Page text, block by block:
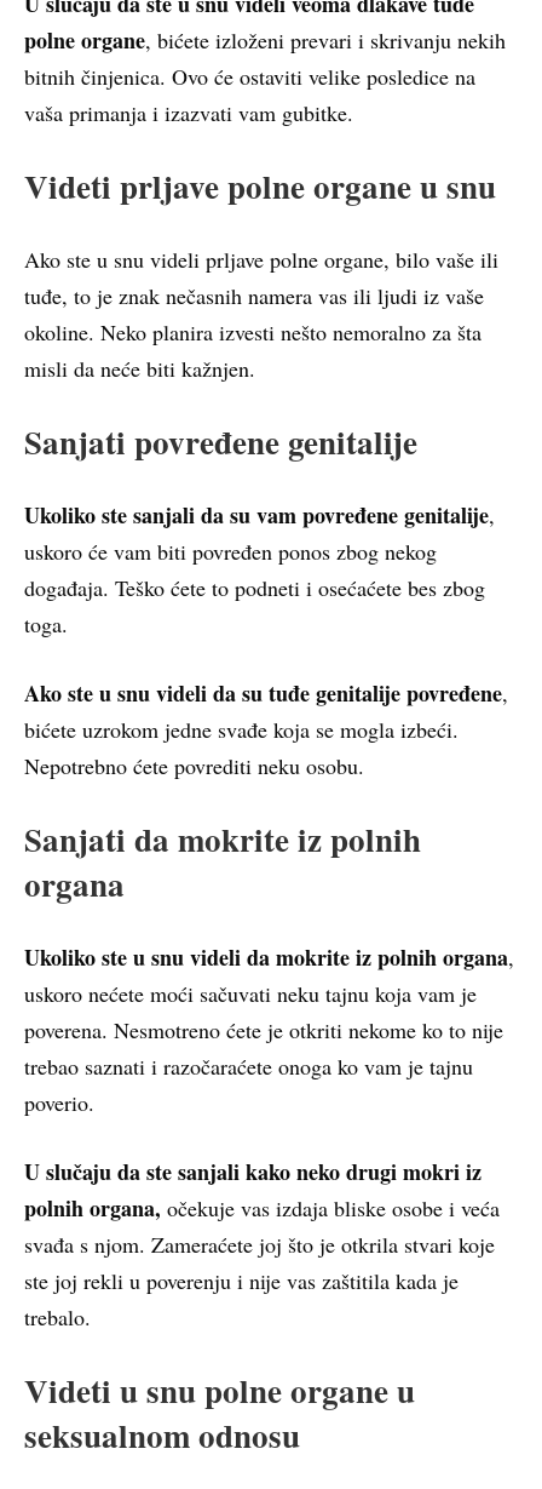
polne organe, bićete izloženi prevari i skrivanju nekih
bitnih činjenica. Ovo će ostaviti velike posledice na
vaša primanja i izazvati vam gubitke.
Videti prljave polne organe u snu
Ako ste u snu videli prljave polne organe, bilo vaše ili
tuđe, to je znak nečasnih namera vas ili ljudi iz vaše
okoline. Neko planira izvesti nešto nemoralno za šta
misli da neće biti kažnjen.
Sanjati povređene genitalije
Ukoliko ste sanjali da su vam povređene genitalije,
uskoro će vam biti povređen ponos zbog nekog
događaja. Teško ćete to podneti i osećaćete bes zbog
toga.
Ako ste u snu videli da su tuđe genitalije povređene,
bićete uzrokom jedne svađe koja se mogla izbeći.
Nepotrebno ćete povrediti neku osobu.
Sanjati da mokrite iz polnih
organa
Ukoliko ste u snu videli da mokrite iz polnih organa,
uskoro nećete moći sačuvati neku tajnu koja vam je
poverena. Nesmotreno ćete je otkriti nekome ko to nije
trebao saznati i razočaraćete onoga ko vam je tajnu
poverio.
U slučaju da ste sanjali kako neko drugi mokri iz
polnih organa, očekuje vas izdaja bliske osobe i veća
svađa s njom. Zameraćete joj što je otkrila stvari koje
ste joj rekli u poverenju i nije vas zaštitila kada je
trebalo.
Videti u snu polne organe u
seksualnom odnosu